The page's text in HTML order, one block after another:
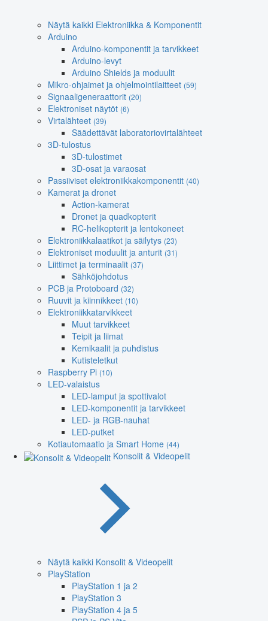
Näytä kaikki Elektroniikka & Komponentit
Arduino
Arduino-komponentit ja tarvikkeet
Arduino-levyt
Arduino Shields ja moduulit
Mikro-ohjaimet ja ohjelmointilaitteet (59)
Signaaligeneraattorit (20)
Elektroniset näytöt (6)
Virtalähteet (39)
Säädettävät laboratoriovirtalähteet
3D-tulostus
3D-tulostimet
3D-osat ja varaosat
Passiiviset elektroniikkakomponentit (40)
Kamerat ja dronet
Action-kamerat
Dronet ja quadkopterit
RC-helikopterit ja lentokoneet
Elektroniikkalaatikot ja säilytys (23)
Elektroniset moduulit ja anturit (31)
Liittimet ja terminaalit (37)
Sähköjohdotus
PCB ja Protoboard (32)
Ruuvit ja kiinnikkeet (10)
Elektroniikkatarvikkeet
Muut tarvikkeet
Teipit ja liimat
Kemikaalit ja puhdistus
Kutisteletkut
Raspberry Pi (10)
LED-valaistus
LED-lamput ja spottivalot
LED-komponentit ja tarvikkeet
LED- ja RGB-nauhat
LED-putket
Kotiautomaatio ja Smart Home (44)
Konsolit & Videopelit
Näytä kaikki Konsolit & Videopelit
PlayStation
PlayStation 1 ja 2
PlayStation 3
PlayStation 4 ja 5